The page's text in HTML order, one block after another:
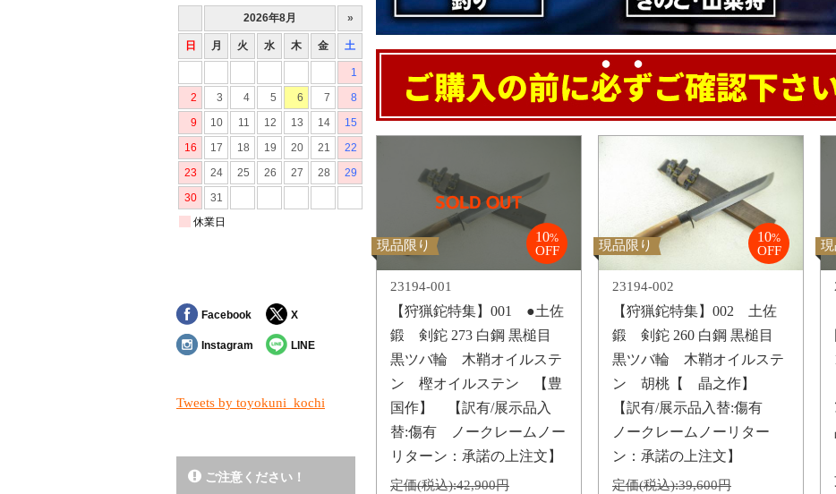
現品限り
10%
OFF
23194-001
【狩猟鉈特集】001 ●土佐
鍛 剣鉈 273 白鋼 黒槌目
黒ツバ輪 木鞘オイルステ
ン 樫オイルステン 【豊
国作】 【訳有/展示品入
替:傷有 ノークレームノー
リターン：承諾の上注文】
定価(税込):42,900円
現品限り
10%
OFF
23194-002
【狩猟鉈特集】002 土佐
鍛 剣鉈 260 白鋼 黒槌目
黒ツバ輪 木鞘オイルステ
ン 胡桃【 晶之作】
【訳有/展示品入替:傷有
ノークレームノーリター
ン：承諾の上注文】
定価(税込):39,600円
現
Facebook X
Instagram LINE
Tweets by toyokuni_kochi
ご注意ください！